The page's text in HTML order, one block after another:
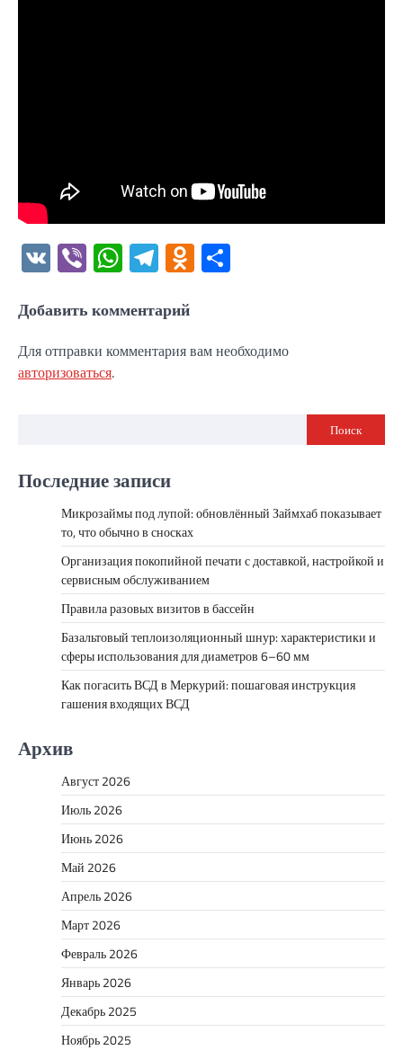
VK ViberWhatsApp
Telegram
Odnoklassniki
Добавить комментарий
Для отправки комментария вам необходимо
авторизоваться.
Поиск
Последние записи
Микрозаймы под лупой: обновлённый Займхаб показывает
то, что обычно в сносках
Организация покопийной печати с доставкой, настройкой и
сервисным обслуживанием
Правила разовых визитов в бассейн
Базальтовый теплоизоляционный шнур: характеристики и
сферы использования для диаметров 6–60 мм
Как погасить ВСД в Меркурий: пошаговая инструкция
гашения входящих ВСД
Архив
Август 2026
Июль 2026
Июнь 2026
Май 2026
Апрель 2026
Март 2026
Февраль 2026
Январь 2026
Декабрь 2025
Ноябрь 2025